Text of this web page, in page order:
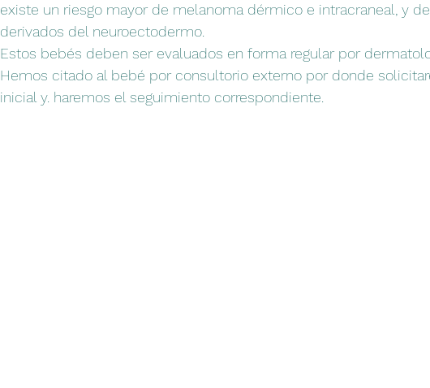
existe un riesgo mayor de melanoma dérmico e intracraneal, y
derivados del neuroectodermo.
Estos bebés deben ser evaluados en forma regular por
Hemos citado al bebé por consultorio externo por donde
inicial y. haremos el seguimiento correspondiente.